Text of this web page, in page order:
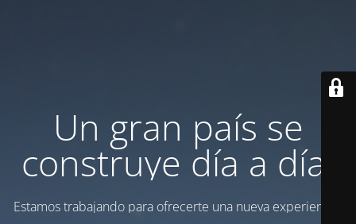
Un gran país se
construye día a día.
Estamos trabajando para ofrecerte una nueva experiencia.